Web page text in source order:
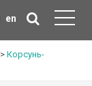
en
> Корсунь-